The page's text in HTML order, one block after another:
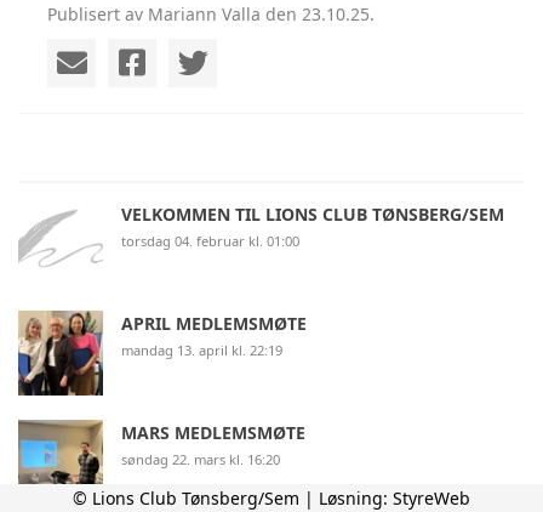
Publisert av Mariann Valla den 23.10.25.
VELKOMMEN TIL LIONS CLUB TØNSBERG/SEM
torsdag 04. februar kl. 01:00
APRIL MEDLEMSMØTE
mandag 13. april kl. 22:19
MARS MEDLEMSMØTE
søndag 22. mars kl. 16:20
© Lions Club Tønsberg/Sem | Løsning: StyreWeb